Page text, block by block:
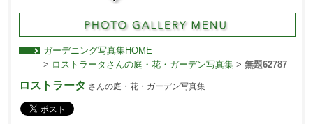
ガーデニング写真集HOME
> ロストラータさんの庭・花・ガーデン写真集> 無題62787
ロストラータ さんの庭・花・ガーデン写真集